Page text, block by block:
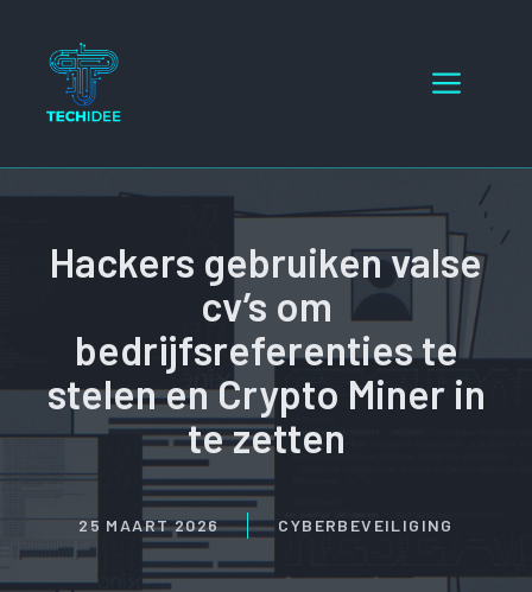
inhoud
Menu
Hackers gebruiken valse
cv’s om
bedrijfsreferenties te
stelen en Crypto Miner in
te zetten
25 MAART 2026 CYBERBEVEILIGING